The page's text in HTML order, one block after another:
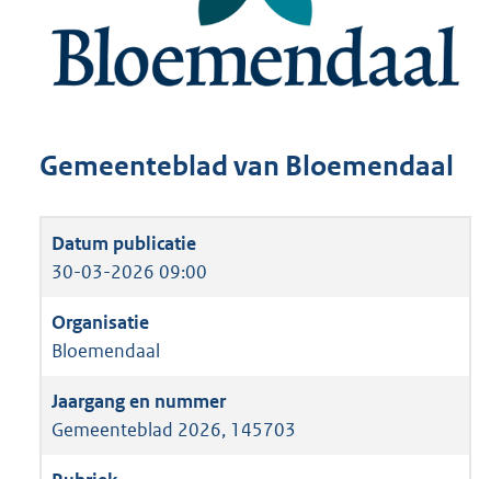
Gemeenteblad van Bloemendaal
30-03-2026 09:00
Bloemendaal
Gemeenteblad 2026, 145703